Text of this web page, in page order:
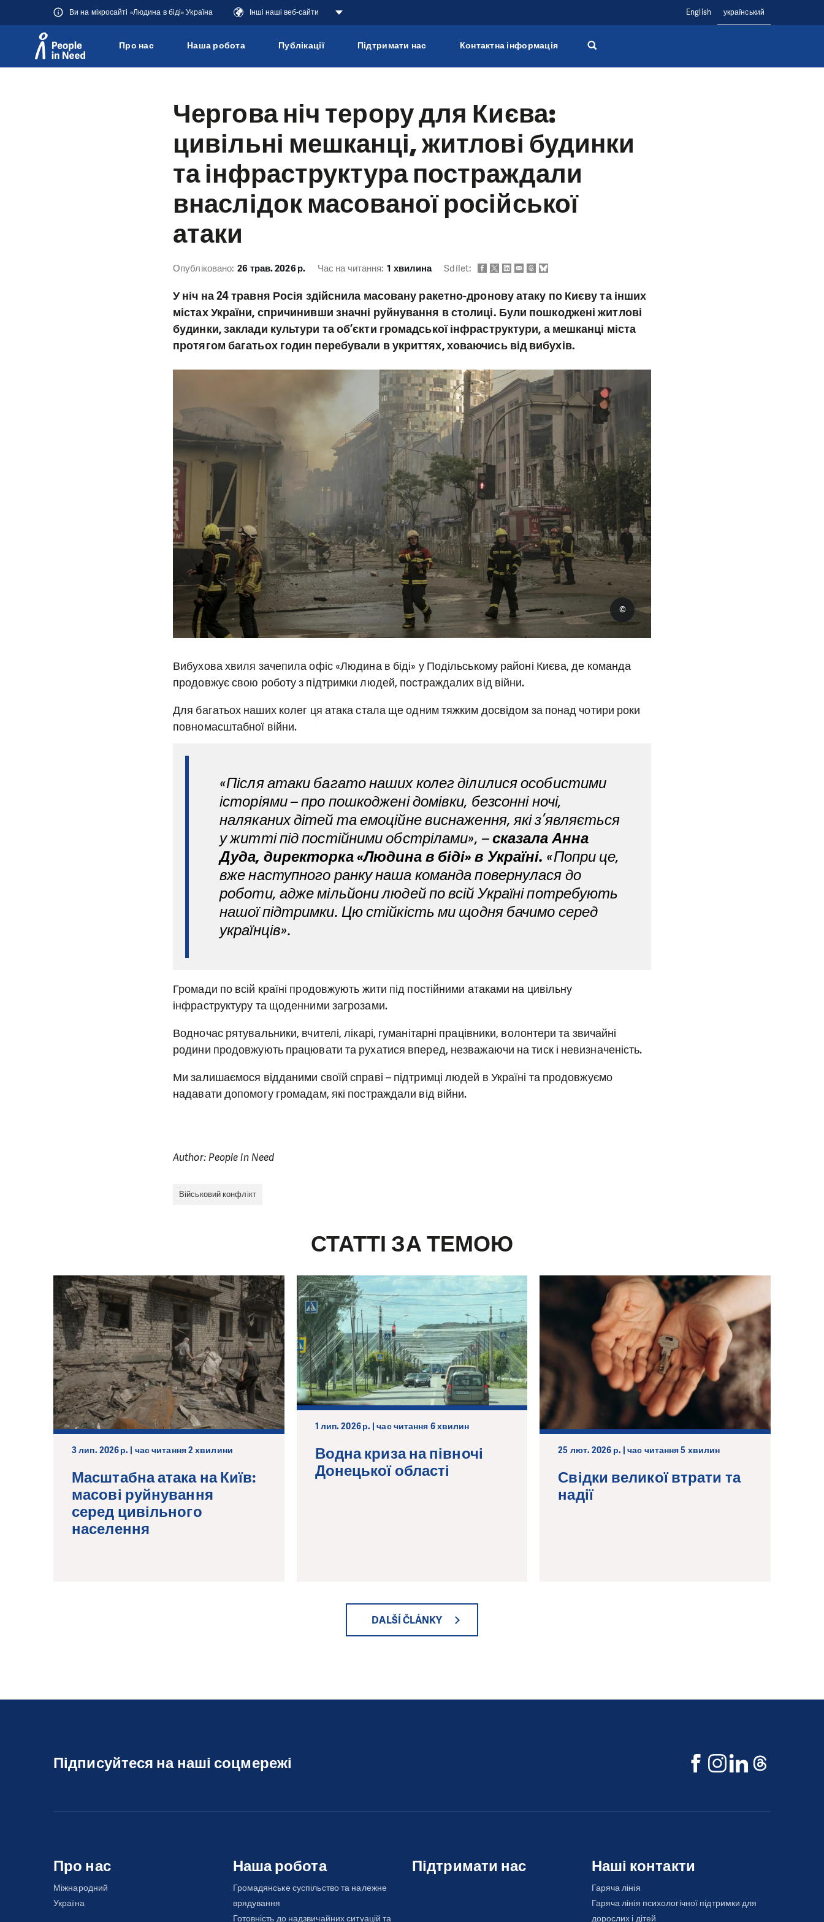
Ви на мікросайті «Людина в біді» Україна Інші наші веб-сайти English український
Про нас Наша робота Публікації Підтримати нас Контактна інформація
Чергова ніч терору для Києва:
цивільні мешканці, житлові будинки
та інфраструктура постраждали
внаслідок масованої російської
атаки
Опубліковано: 26 трав. 2026 р. Час на читання: 1 хвилина Sdílet:
У ніч на 24 травня Росія здійснила масовану ракетно-дронову атаку по Києву та інших
містах України, спричинивши значні руйнування в столиці. Були пошкоджені житлові
будинки, заклади культури та об’єкти громадської інфраструктури, а мешканці міста
протягом багатьох годин перебували в укриттях, ховаючись від вибухів.
©
Вибухова хвиля зачепила офіс «Людина в біді» у Подільському районі Києва, де команда
продовжує свою роботу з підтримки людей, постраждалих від війни.
Для багатьох наших колег ця атака стала ще одним тяжким досвідом за понад чотири роки
повномасштабної війни.
«Після атаки багато наших колег ділилися особистими
історіями – про пошкоджені домівки, безсонні ночі,
наляканих дітей та емоційне виснаження, які з’являється
у житті під постійними обстрілами», –сказала Анна
Дуда, директорка «Людина в біді» в Україні. «Попри це,
вже наступного ранку наша команда повернулася до
роботи, адже мільйони людей по всій Україні потребують
нашої підтримки. Цю стійкість ми щодня бачимо серед
українців».
Громади по всій країні продовжують жити під постійними атаками на цивільну
інфраструктуру та щоденними загрозами.
Водночас рятувальники, вчителі, лікарі, гуманітарні працівники, волонтери та звичайні
родини продовжують працювати та рухатися вперед, незважаючи на тиск і невизначеність.
Ми залишаємося відданими своїй справі – підтримці людей в Україні та продовжуємо
надавати допомогу громадам, які постраждали від війни.
Author: People in Need
Військовий конфлікт
СТАТТІ ЗА ТЕМОЮ
3 лип. 2026 р. | час читання 2 хвилини
Масштабна атака на Київ:
масові руйнування
серед цивільного
населення
1 лип. 2026 р. | час читання 6 хвилин
Водна криза на півночі
Донецької області
25 лют. 2026 р. | час читання 5 хвилин
Свідки великої втрати та
надії
DALŠÍ ČLÁNKY
Підписуйтеся на наші соцмережі
Про нас
Міжнародний
Україна
Наша робота
Громадянське суспільство та належне
врядування
Готовність до надзвичайних ситуацій та
Підтримати нас Наші контакти
Гаряча лінія
Гаряча лінія психологічної підтримки для
дорослих і дітей